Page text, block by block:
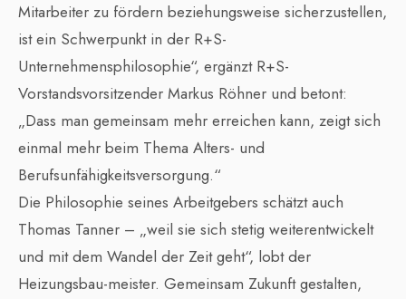
Mitarbeiter zu fördern beziehungsweise sicherzustellen,
ist ein Schwerpunkt in der R+S-
Unternehmensphilosophie“, ergänzt R+S-
Vorstandsvorsitzender Markus Röhner und betont:
„Dass man gemeinsam mehr erreichen kann, zeigt sich
einmal mehr beim Thema Alters- und
Berufsunfähigkeitsversorgung.“
Die Philosophie seines Arbeitgebers schätzt auch
Thomas Tanner – „weil sie sich stetig weiterentwickelt
und mit dem Wandel der Zeit geht“, lobt der
Heizungsbau-meister. Gemeinsam Zukunft gestalten,